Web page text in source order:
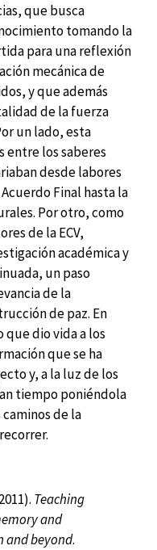
que busca
tomando la
para una reflexión
mecánica de
y que además
de la fuerza
un lado, esta
entre los saberes
desde labores
Final hasta la
Por otro, como
de la ECV,
académica y
un paso
de la
de paz. En
dio vida a los
que se ha
y, a la luz de los
tiempo poniéndola
de la
Teaching
and
and beyond.